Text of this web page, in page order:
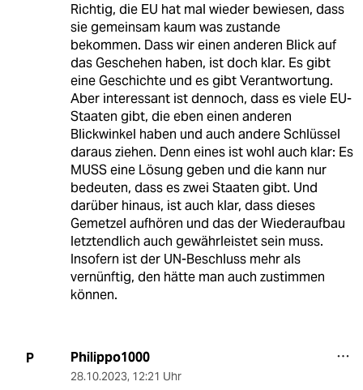
Richtig, die EU hat mal wieder bewiesen, dass
sie gemeinsam kaum was zustande
bekommen. Dass wir einen anderen Blick auf
das Geschehen haben, ist doch klar. Es gibt
eine Geschichte und es gibt Verantwortung.
Aber interessant ist dennoch, dass es viele EU-
Staaten gibt, die eben einen anderen
Blickwinkel haben und auch andere Schlüssel
daraus ziehen. Denn eines ist wohl auch klar: Es
MUSS eine Lösung geben und die kann nur
bedeuten, dass es zwei Staaten gibt. Und
darüber hinaus, ist auch klar, dass dieses
Gemetzel aufhören und das der Wiederaufbau
letztendlich auch gewährleistet sein muss.
Insofern ist der UN-Beschluss mehr als
vernünftig, den hätte man auch zustimmen
können.
P Philippo1000
28.10.2023, 12:21 Uhr